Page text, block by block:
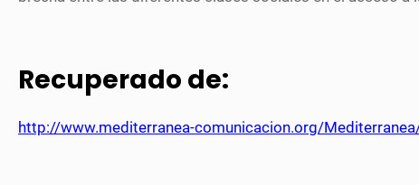
Recuperado de:
http://www.mediterranea-comunicacion.org/